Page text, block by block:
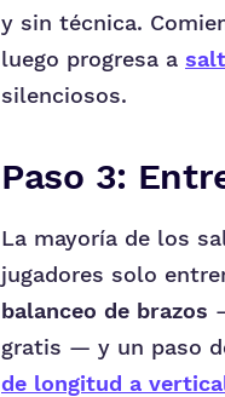
y sin técnica.
luego progresa a
silenciosos.
Paso 3:
La mayoría de los
jugadores solo
balanceo de brazos
gratis — y un paso
de longitud a